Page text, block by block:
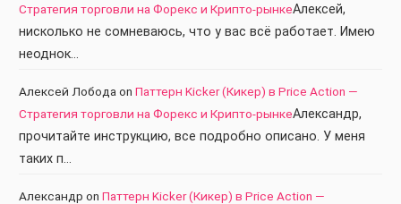
Стратегия торговли на Форекс и Крипто-рынкеАлексей,
нисколько не сомневаюсь, что у вас всё работает. Имею
неоднок…
Алексей Лобода on Паттерн Kicker (Кикер) в Price Action —
Стратегия торговли на Форекс и Крипто-рынкеАлександр,
прочитайте инструкцию, все подробно описано. У меня
таких п…
Александр on Паттерн Kicker (Кикер) в Price Action —